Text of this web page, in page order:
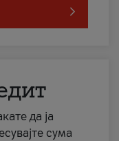
да ја
сума